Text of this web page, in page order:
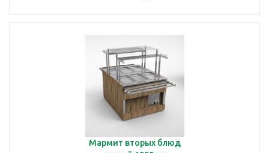
Мармит вторых блюд